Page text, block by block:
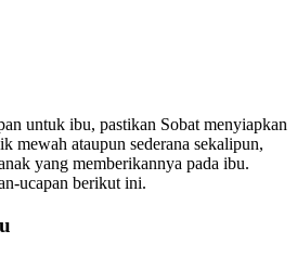
untuk ibu, pastikan Sobat menyiapkan
mewah ataupun sederana sekalipun,
yang memberikannya pada ibu.
ucapan berikut ini.